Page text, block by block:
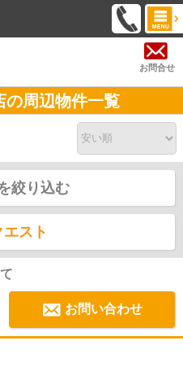
お問合せ
の周辺物件一覧
絞り込む
スト
お問い合わせ